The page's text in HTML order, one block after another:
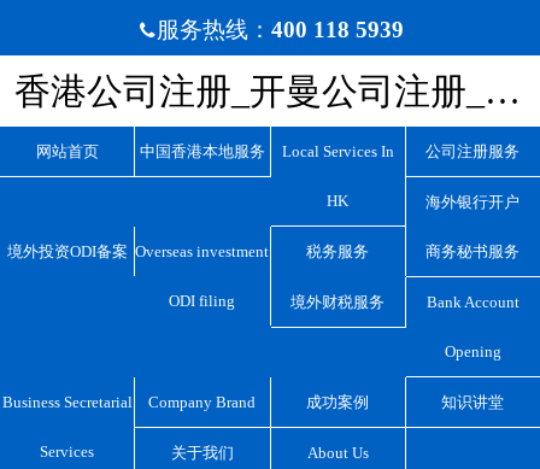
服务热线： 400 118 5939
香港公司注册_开曼公司注册_BVI公司注册_离岸公司注册_宏源国际咨询
网站首页 中国香港本地服务 Local Services In
HK
公司注册服务
海外银行开户
境外投资ODI备案 Overseas investment
ODI filing
税务服务 商务秘书服务
境外财税服务 Bank Account
Opening
Business Secretarial
Services
Company Brand 成功案例 知识讲堂
关于我们 About Us